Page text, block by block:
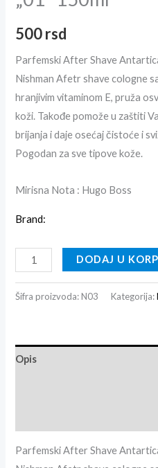
500rsd
Parfemski After Shave
Nishman Afetr shave cologne
hranjivim vitaminom E, pruža
koži. Takođe pomože u zaštiti
brijanja i daje osećaj čistoće i
Pogodan za sve tipove kože.
Mirisna Nota : Hugo Boss
Brand:
DODAJ U
Šifra proizvoda:N03 Kategorija:
Opis
Parfemski After Shave